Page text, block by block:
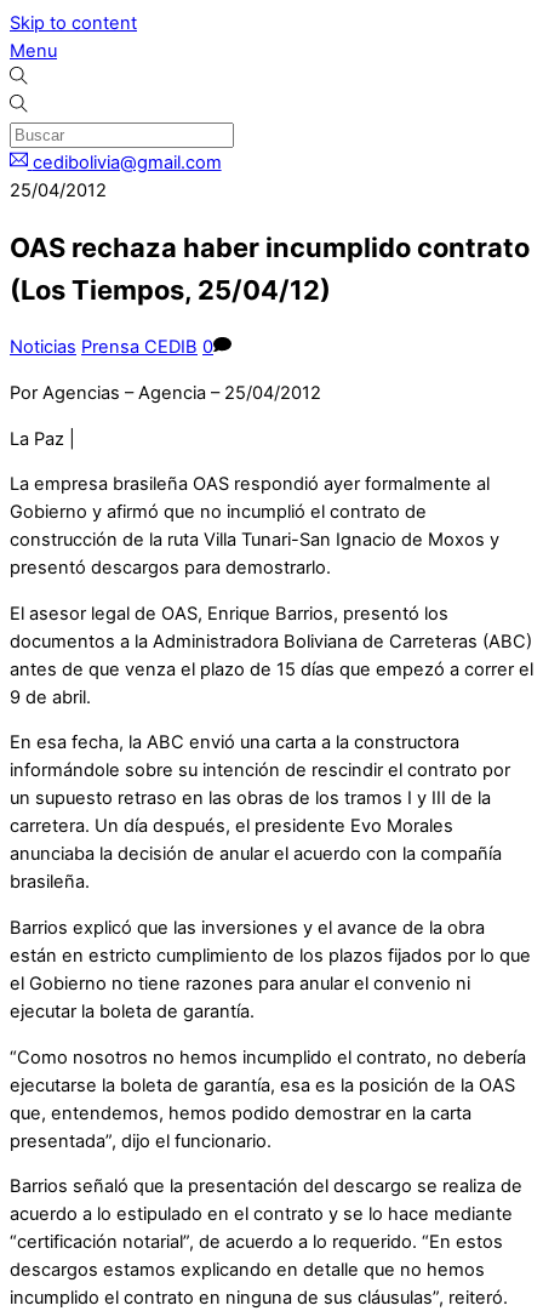
Skip to content
Menu
cedibolivia@gmail.com
25/04/2012
OAS rechaza haber incumplido contrato
(Los Tiempos, 25/04/12)
Noticias Prensa CEDIB 0
Por Agencias – Agencia – 25/04/2012
La Paz |
La empresa brasileña OAS respondió ayer formalmente al
Gobierno y afirmó que no incumplió el contrato de
construcción de la ruta Villa Tunari-San Ignacio de Moxos y
presentó descargos para demostrarlo.
El asesor legal de OAS, Enrique Barrios, presentó los
documentos a la Administradora Boliviana de Carreteras (ABC)
antes de que venza el plazo de 15 días que empezó a correr el
9 de abril.
En esa fecha, la ABC envió una carta a la constructora
informándole sobre su intención de rescindir el contrato por
un supuesto retraso en las obras de los tramos I y III de la
carretera. Un día después, el presidente Evo Morales
anunciaba la decisión de anular el acuerdo con la compañía
brasileña.
Barrios explicó que las inversiones y el avance de la obra
están en estricto cumplimiento de los plazos fijados por lo que
el Gobierno no tiene razones para anular el convenio ni
ejecutar la boleta de garantía.
“Como nosotros no hemos incumplido el contrato, no debería
ejecutarse la boleta de garantía, esa es la posición de la OAS
que, entendemos, hemos podido demostrar en la carta
presentada”, dijo el funcionario.
Barrios señaló que la presentación del descargo se realiza de
acuerdo a lo estipulado en el contrato y se lo hace mediante
“certificación notarial”, de acuerdo a lo requerido. “En estos
descargos estamos explicando en detalle que no hemos
incumplido el contrato en ninguna de sus cláusulas”, reiteró.